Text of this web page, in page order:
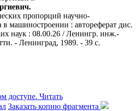
пропорций научно-
в машиностроении : автореферат дис.
наук : 08.00.26 / Ленингр. инж.-
- Ленинград, 1989. - 39 с.
Читать
Заказать копию фрагмента